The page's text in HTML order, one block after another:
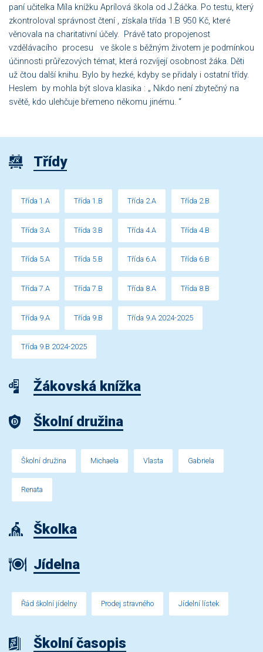
paní učitelka Míla knížku Aprílová škola od J.Žáčka. Po testu, který
zkontroloval správnost čtení , získala třída 1.B 950 Kč, které
věnovala na charitativní účely. Právě tato propojenost
vzdělávacího procesu ve škole s běžným životem je podmínkou
účinnosti průřezových témat, která rozvíjejí osobnost žáka. Děti
už čtou další knihu. Bylo by hezké, kdyby se přidaly i ostatní třídy.
Heslem by mohla být slova klasika : „ Nikdo není zbytečný na
světě, kdo ulehčuje břemeno někomu jinému. “
Třídy
Třída 1.A Třída 1.B Třída 2.A Třída 2.B
Třída 3.A Třída 3.B Třída 4.A Třída 4.B
Třída 5.A Třída 5.B Třída 6.A Třída 6.B
Třída 7.A Třída 7.B Třída 8.A Třída 8.B
Třída 9.A Třída 9.B Třída 9.A 2024-2025
Třída 9.B 2024-2025
Žákovská knížka
Školní družina
Školní družina Michaela Vlasta Gabriela
Renata
Školka
Jídelna
Řád školní jídelny Prodej stravného Jídelní lístek
Školní časopis